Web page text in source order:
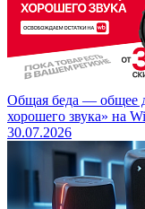
Общая беда — общее
хорошего звука» на
30.07.2026